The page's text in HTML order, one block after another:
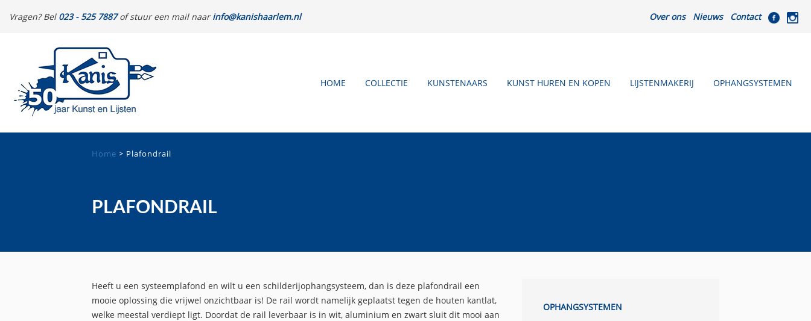
Vragen? Bel 023 - 525 7887of stuur een mail naarinfo@kanishaarlem.nl Over ons Nieuws Contact
HOME COLLECTIE KUNSTENAARS KUNST HUREN EN KOPEN LIJSTENMAKERIJ OPHANGSYSTEMEN
Home > Plafondrail
PLAFONDRAIL
Heeft u een systeemplafond en wilt u een schilderijophangsysteem, dan is deze plafondrail een
mooie oplossing die vrijwel onzichtbaar is! De rail wordt namelijk geplaatst tegen de houten kantlat,
welke meestal verdiept ligt. Doordat de rail leverbaar is in wit, aluminium en zwart sluit dit mooi aan
OPHANGSYSTEMEN